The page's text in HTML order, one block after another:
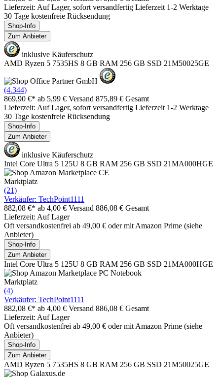
Lieferzeit: Auf Lager, sofort versandfertig Lieferzeit 1-2 Werktage
30 Tage kostenfreie Rücksendung
Shop-Info
Zum Anbieter
inklusive Käuferschutz
AMD Ryzen 5 7535HS 8 GB RAM 256 GB SSD 21M50025GE
(4.344)
869,90 €* ab 5,99 € Versand 875,89 € Gesamt
Lieferzeit: Auf Lager, sofort versandfertig Lieferzeit 1-2 Werktage
30 Tage kostenfreie Rücksendung
Shop-Info
Zum Anbieter
inklusive Käuferschutz
Intel Core Ultra 5 125U 8 GB RAM 256 GB SSD 21MA000HGE
Marktplatz
(21)
Verkäufer: TechPoint1111
882,08 €* ab 4,00 € Versand 886,08 € Gesamt
Lieferzeit: Auf Lager
Oft versandkostenfrei ab 49,00 € oder mit Amazon Prime (siehe
Anbieter)
Shop-Info
Zum Anbieter
Intel Core Ultra 5 125U 8 GB RAM 256 GB SSD 21MA000HGE
Marktplatz
(4)
Verkäufer: TechPoint1111
882,08 €* ab 4,00 € Versand 886,08 € Gesamt
Lieferzeit: Auf Lager
Oft versandkostenfrei ab 49,00 € oder mit Amazon Prime (siehe
Anbieter)
Shop-Info
Zum Anbieter
AMD Ryzen 5 7535HS 8 GB RAM 256 GB SSD 21M50025GE